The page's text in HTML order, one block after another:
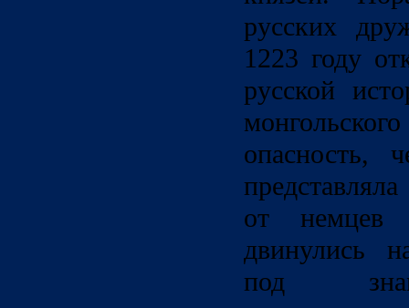
русских
1223 году
русской
опасность,
от немцев
двинулись
под